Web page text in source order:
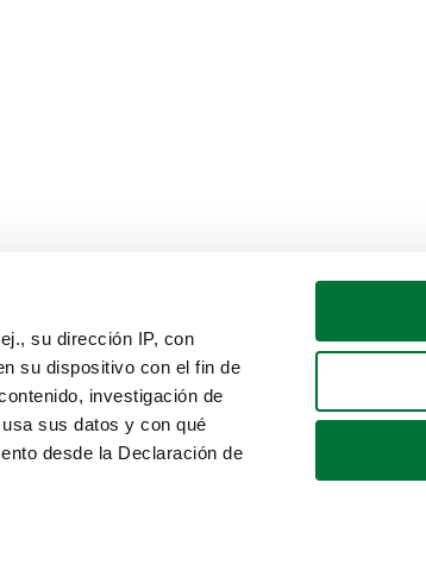
su dirección IP, con
su dispositivo con el fin de
investigación de
sus datos y con qué
desde la Declaración de